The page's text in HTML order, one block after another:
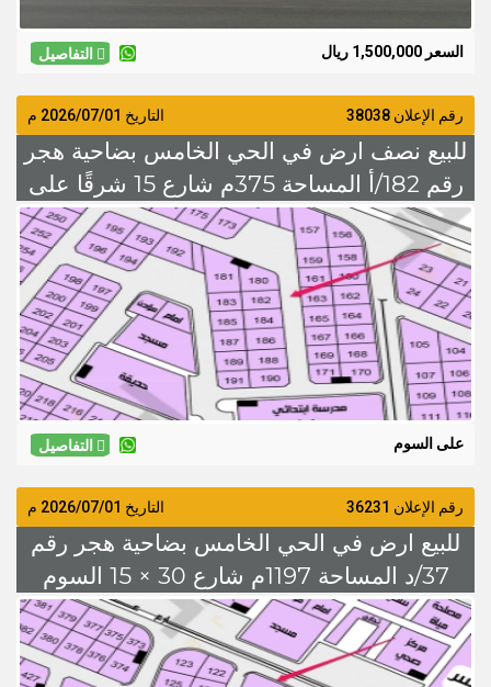
التفاصيل السعر 1,500,000 ريال
التاريخ 2026/07/01 م رقم الإعلان 38038
للبيع نصف ارض في الحي الخامس بضاحية هجر
رقم 182/أ المساحة 375م شارع 15 شرقًا على
السوم
التفاصيل على السوم
التاريخ 2026/07/01 م رقم الإعلان 36231
للبيع ارض في الحي الخامس بضاحية هجر رقم
37/د المساحة 1197م شارع 30 × 15 السوم
800 الف